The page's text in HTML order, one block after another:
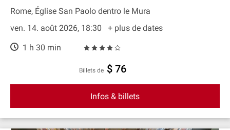
Rome, Église San Paolo dentro le Mura
ven. 14. août 2026, 18:30
+ plus de dates
1 h 30 min
Billets de $ 76
Infos & billets